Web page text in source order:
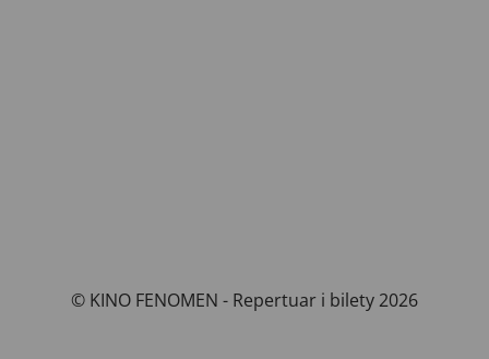
© KINO FENOMEN - Repertuar i bilety 2026